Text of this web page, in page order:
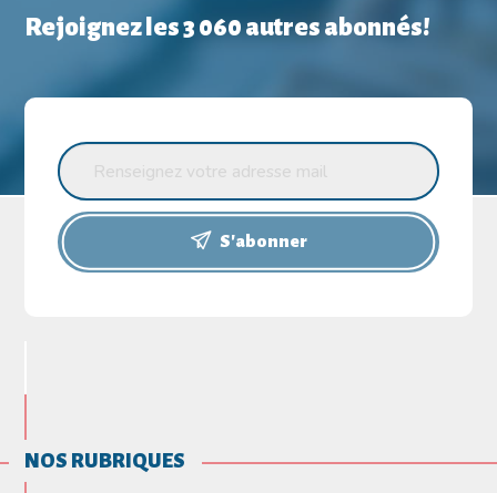
Rejoignez les 3 060 autres abonnés!
S'abonner
NOS RUBRIQUES